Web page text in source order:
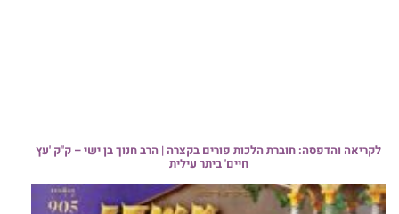
לקריאה והדפסה: חוברת הלכות פורים בקצרה | הרב חנוך בן ישי – ק"ק 'עץ
חיים' ביתר עילית